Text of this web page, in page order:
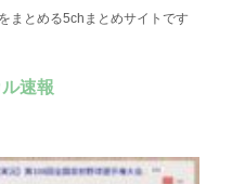
まとめる5chまとめサイトです
速報